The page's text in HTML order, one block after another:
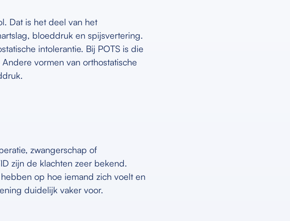
Dat is het deel van het
bloeddruk en spijsvertering.
intolerantie. Bij POTS is die
vormen van orthostatische
zwangerschap of
zijn de klachten zeer bekend.
op hoe iemand zich voelt en
duidelijk vaker voor.